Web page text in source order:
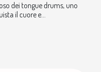
dei tongue drums, uno
il cuore e...